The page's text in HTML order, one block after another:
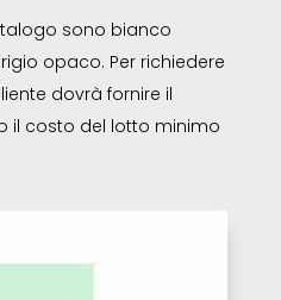
sono bianco
opaco. Per richiedere
dovrà fornire il
il costo del lotto minimo